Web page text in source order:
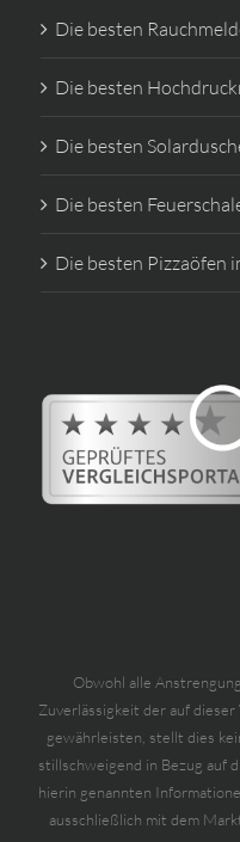
Die besten
Die besten
Die besten
Die besten
Die besten Pizzaöfen
Obwohl alle
Zuverlässigkeit der auf
gewährleisten, stellt dies
stillschweigend in Bezug auf
hierin genannten
ausschließlich mit dem